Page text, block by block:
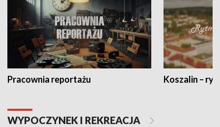
Pracownia reportażu Koszalin –
WYPOCZYNEK I REKREACJA